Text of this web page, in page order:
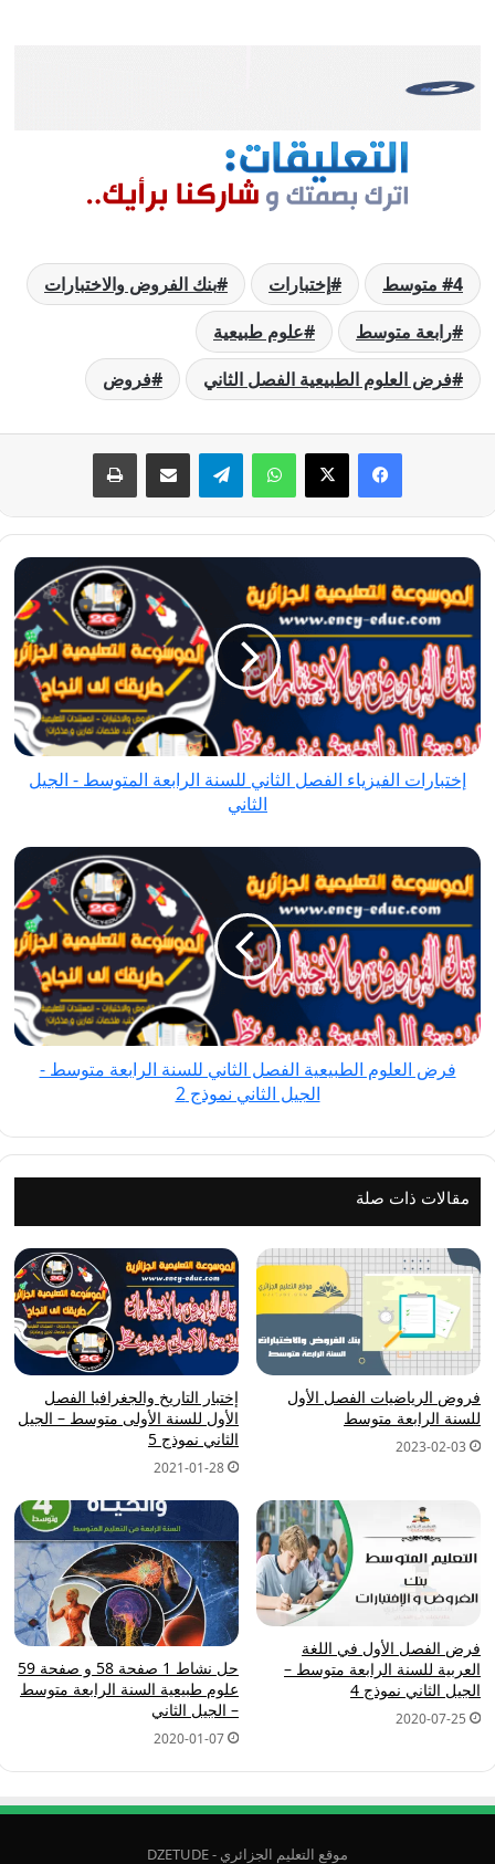
4 متوسط إختبارات
بنك الفروض والاختبارات
رابعة متوسط
علوم طبيعية
فرض العلوم الطبيعية الفصل الثاني
فروض
فيسبوك
‫X واتسابتيلقراممشاركة عبر البريد طباعة
إختبارات
الفيزياء
الفصل
الثاني
للسنة
الرابعة
المتوسط
-
الجيل
إختبارات الفيزياء الفصل الثاني للسنة الرابعة المتوسط - الجيل
الثاني
فرض
العلوم
الطبيعية
الفصل
الثاني
للسنة
الرابعة
متوسط
نموذج
2
فرض العلوم الطبيعية الفصل الثاني للسنة الرابعة متوسط -
الجيل الثاني نموذج 2
مقالات ذات صلة
فروض الرياضيات الفصل الأول
للسنة الرابعة متوسط
2023-02-03
إختبار التاريخ والجغرافيا الفصل
الأول للسنة الأولى متوسط – الجيل
الثاني نموذج 5
2021-01-28
فرض الفصل الأول في اللغة
العربية للسنة الرابعة متوسط –
الجيل الثاني نموذج 4
2020-07-25
حل نشاط 1 صفحة 58 و صفحة 59
علوم طبيعية السنة الرابعة متوسط
– الجيل الثاني
2020-01-07
موقع التعليم الجزائري - DZETUDE